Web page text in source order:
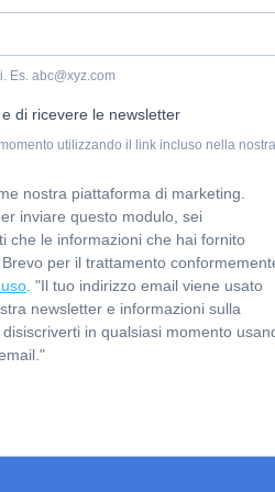
Es. abc@xyz.com
di ricevere le newsletter
utilizzando il link incluso nella nostra
nostra piattaforma di marketing.
inviare questo modulo, sei
che le informazioni che hai fornito
per il trattamento
. "Il tuo indirizzo email viene usato
newsletter e informazioni sulla
in qualsiasi momento